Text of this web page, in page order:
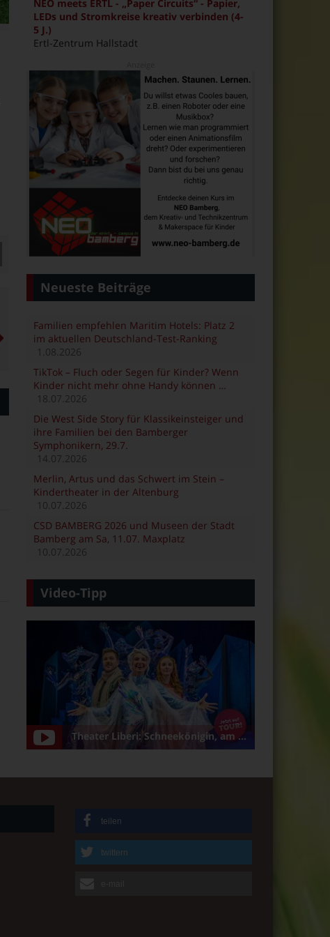
NEO meets ERTL - „Paper Circuits“ - Papier,
LEDs und Stromkreise kreativ verbinden (4-
5 J.)
Ertl-Zentrum Hallstadt
Neueste Beiträge
Familien empfehlen Maritim Hotels: Platz 2
im aktuellen Deutschland-Test-Ranking
1.08.2026
TikTok – Fluch oder Segen für Kinder? Wenn
Kinder nicht mehr ohne Handy können …
18.07.2026
Die West Side Story für Klassikeinsteiger und
ihre Familien bei den Bamberger
Symphonikern, 29.7.
14.07.2026
Merlin, Artus und das Schwert im Stein –
Kindertheater in der Altenburg
10.07.2026
CSD BAMBERG 2026 und Museen der Stadt
Bamberg am Sa, 11.07. Maxplatz
10.07.2026
Video-Tipp
Theater Liberi: Schneekönigin, am 5.1.2025 in Bamberg/Konzerthalle
teilen
twittern